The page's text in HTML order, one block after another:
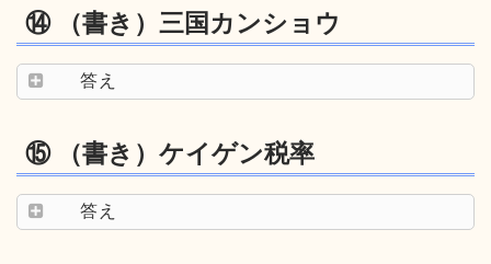
⑭ （書き）三国カンショウ
答え
⑮ （書き）ケイゲン税率
答え